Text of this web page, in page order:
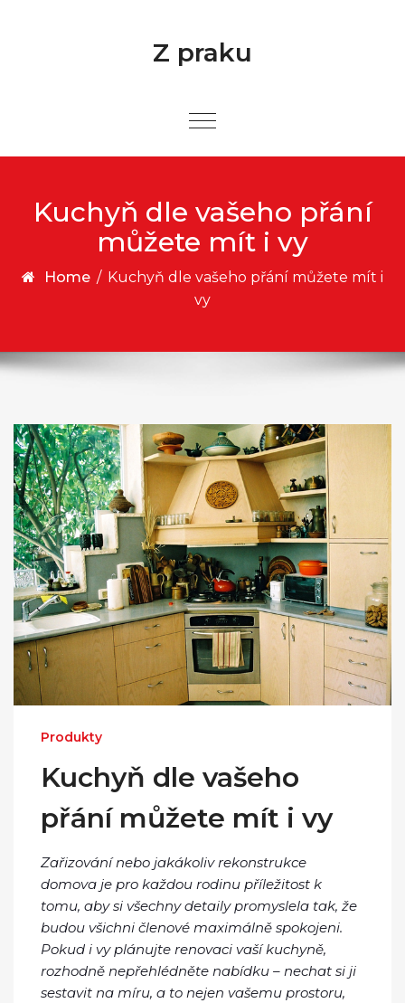
Z praku
Kuchyň dle vašeho přání
můžete mít i vy
Home / Kuchyň dle vašeho přání můžete mít i
vy
Produkty
Kuchyň dle vašeho
přání můžete mít i vy
Zařizování nebo jakákoliv rekonstrukce
domova je pro každou rodinu příležitost k
tomu, aby si všechny detaily promyslela tak, že
budou všichni členové maximálně spokojeni.
Pokud i vy plánujte renovaci vaší kuchyně,
rozhodně nepřehlédněte nabídku – nechat si ji
sestavit na míru, a to nejen vašemu prostoru,